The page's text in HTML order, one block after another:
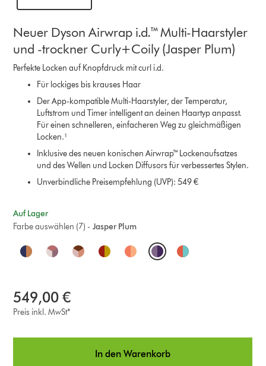
Neuer Dyson Airwrap i.d.™ Multi-Haarstyler
und -trockner Curly+Coily (Jasper Plum)
Perfekte Locken auf Knopfdruck mit curl i.d.
Für lockiges bis krauses Haar
Der App-kompatible Multi-Haarstyler, der Temperatur,
Luftstrom und Timer intelligent an deinen Haartyp anpasst.
Für einen schnelleren, einfacheren Weg zu gleichmäßigen
Locken.¹
Inklusive des neuen konischen Airwrap™ Lockenaufsatzes
und des Wellen und Locken Diffusors für verbessertes Stylen.
Unverbindliche Preisempfehlung (UVP): 549 €
Auf Lager
Jasper Plum
Farbe auswählen (7) -
O
t
i
o
549,00 €
Preis inkl. MwSt*
In den Warenkorb